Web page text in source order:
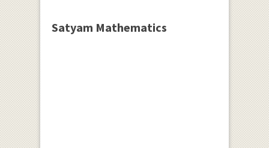
Satyam Mathematics